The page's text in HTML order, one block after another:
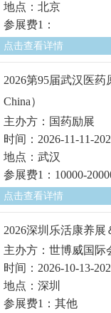
地点：北京
参展费1：
点击查看详情
2026第95届武汉医
China）
主办方：国药励展
时间：2026-11-11-
地点：武汉
参展费1：10000-
点击查看详情
2026深圳乐活康养
主办方：世博威国际
时间：2026-10-13-
地点：深圳
参展费1：其他